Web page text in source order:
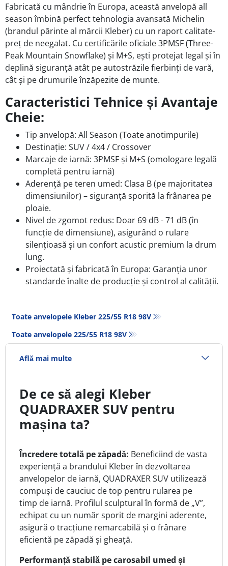
Fabricată cu mândrie în Europa, această anvelopă all
season îmbină perfect tehnologia avansată Michelin
(brandul părinte al mărcii Kleber) cu un raport calitate-
preț de neegalat. Cu certificările oficiale 3PMSF (Three-
Peak Mountain Snowflake) și M+S, ești protejat legal și în
deplină siguranță atât pe autostrăzile fierbinți de vară,
cât și pe drumurile înzăpezite de munte.
Caracteristici Tehnice și Avantaje
Cheie:
Tip anvelopă: All Season (Toate anotimpurile)
Destinație: SUV / 4x4 / Crossover
Marcaje de iarnă: 3PMSF și M+S (omologare legală
completă pentru iarnă)
Aderență pe teren umed: Clasa B (pe majoritatea
dimensiunilor) – siguranță sporită la frânarea pe
ploaie.
Nivel de zgomot redus: Doar 69 dB - 71 dB (în
funcție de dimensiune), asigurând o rulare
silențioasă și un confort acustic premium la drum
lung.
Proiectată și fabricată în Europa: Garanția unor
standarde înalte de producție și control al calității.
Toate anvelopele Kleber 225/55 R18 98V
Toate anvelopele‎ 225/55 R18 98V
Află mai multe
De ce să alegi Kleber
QUADRAXER SUV pentru
mașina ta?
Încredere totală pe zăpadă: Beneficiind de vasta
experiență a brandului Kleber în dezvoltarea
anvelopelor de iarnă, QUADRAXER SUV utilizează
compuși de cauciuc de top pentru rularea pe
timp de iarnă. Profilul sculptural în formă de „V”,
echipat cu un număr sporit de margini aderente,
asigură o tracțiune remarcabilă și o frânare
eficientă pe zăpadă și gheață.
Performanță stabilă pe carosabil umed și